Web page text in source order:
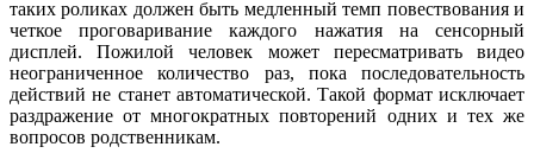
таких роликах должен быть медленный темп повествования и
четкое проговаривание каждого нажатия на сенсорный
дисплей. Пожилой человек может пересматривать видео
неограниченное количество раз, пока последовательность
действий не станет автоматической. Такой формат исключает
раздражение от многократных повторений одних и тех же
вопросов родственникам.